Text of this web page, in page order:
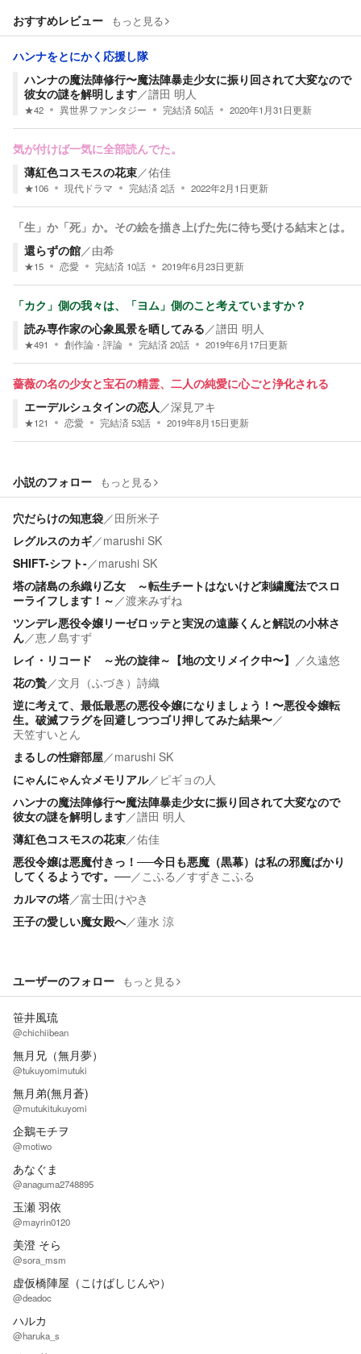
おすすめレビュー もっと見る
ハンナをとにかく応援し隊
ハンナの魔法陣修行〜魔法陣暴走少女に振り回されて大変なので
彼女の謎を解明します／譜田 明人
★42 異世界ファンタジー 完結済50話 2020年1月31日更新
気が付けば一気に全部読んでた。
薄紅色コスモスの花束／佑佳
★106 現代ドラマ 完結済2話 2022年2月1日更新
「生」か「死」か。その絵を描き上げた先に待ち受ける結末とは。
還らずの館／由希
★15 恋愛 完結済 10話 2019年6月23日更新
「カク」側の我々は、「ヨム」側のこと考えていますか？
読み専作家の心象風景を晒してみる／譜田 明人
★491 創作論・評論 完結済20話 2019年6月17日更新
薔薇の名の少女と宝石の精霊、二人の純愛に心ごと浄化される
エーデルシュタインの恋人／深見アキ
★121 恋愛 完結済53話 2019年8月15日更新
小説のフォロー もっと見る
穴だらけの知恵袋／田所米子
レグルスのカギ／marushi SK
SHIFT-シフト-／marushi SK
塔の諸島の糸織り乙女 ～転生チートはないけど刺繍魔法でスロ
ーライフします！～ ／渡来みずね
ツンデレ悪役令嬢リーゼロッテと実況の遠藤くんと解説の小林さ
ん／恵ノ島すず
レイ・リコード ～光の旋律～【地の文リメイク中〜】 ／久遠悠
花の贄／文月（ふづき）詩織
逆に考えて、最低最悪の悪役令嬢になりましょう！〜悪役令嬢転
生。破滅フラグを回避しつつゴリ押してみた結果〜／
天笠すいとん
まるしの性癖部屋／marushi SK
にゃんにゃん☆メモリアル／ ピギョの人
ハンナの魔法陣修行〜魔法陣暴走少女に振り回されて大変なので
彼女の謎を解明します／譜田 明人
薄紅色コスモスの花束／佑佳
悪役令嬢は悪魔付きっ！──今日も悪魔（黒幕）は私の邪魔ばかり
してくるようです。──／ こふる／すずきこふる
カルマの塔／富士田けやき
王子の愛しい魔女殿へ／蓮水 涼
ユーザーのフォロー もっと見る
笹井風琉
@chichiibean
無月兄（無月夢）
@tukuyomimutuki
無月弟(無月蒼)
@mutukitukuyomi
企鵝モチヲ
@motiwo
あなぐま
@anaguma2748895
玉瀬 羽依
@mayrin0120
美澄 そら
@sora_msm
虚仮橋陣屋（こけばしじんや）
@deadoc
ハルカ
@haruka_s